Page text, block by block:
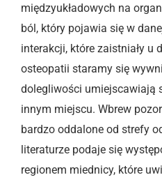
międzyukładowych na
ból, który pojawia się w
interakcji, które zaistniały u
osteopatii staramy się
dolegliwości umiejscawiają
innym miejscu. Wbrew
bardzo oddalone od strefy
literaturze podaje się
regionem miednicy, które